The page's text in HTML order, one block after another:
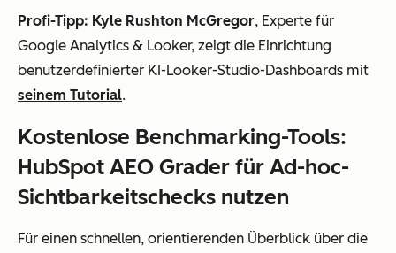
Profi-Tipp: Kyle Rushton McGregor, Experte für
Google Analytics & Looker, zeigt die Einrichtung
benutzerdefinierter KI-Looker-Studio-Dashboards mit
seinem Tutorial.
Kostenlose Benchmarking-Tools:
HubSpot AEO Grader für Ad-hoc-
Sichtbarkeitschecks nutzen
Für einen schnellen, orientierenden Überblick über die